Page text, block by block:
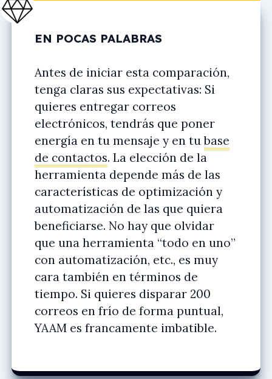
EN POCAS PALABRAS
Antes de iniciar esta comparación,
tenga claras sus expectativas: Si
quieres entregar correos
electrónicos, tendrás que poner
energía en tu mensaje y en tubase
de contactos. La elección de la
herramienta depende más de las
características de optimización y
automatización de las que quiera
beneficiarse. No hay que olvidar
que una herramienta “todo en uno”
con automatización, etc., es muy
cara también en términos de
tiempo. Si quieres disparar 200
correos en frío de forma puntual,
YAAM es francamente imbatible.